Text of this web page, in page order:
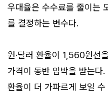
우대율은 수수료를 줄이는
를 결정하는 변수다.
원·달러 환율이 1,560원선
가격이 동반 압박을 받는다
환율이 더 가파르게 보일 수